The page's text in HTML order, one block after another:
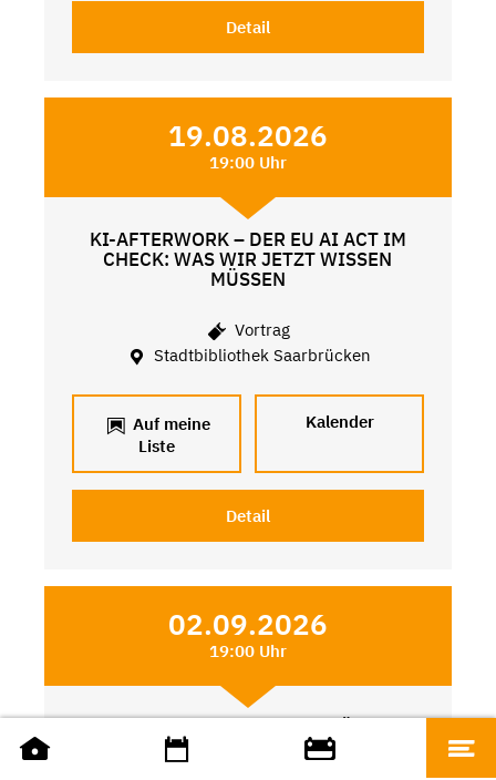
Detail
19.08.2026
19:00 Uhr
KI-AFTERWORK – DER EU AI ACT IM
CHECK: WAS WIR JETZT WISSEN
MÜSSEN
Vortrag
Stadtbibliothek Saarbrücken
Auf meine
Liste
Kalender
Detail
02.09.2026
19:00 Uhr